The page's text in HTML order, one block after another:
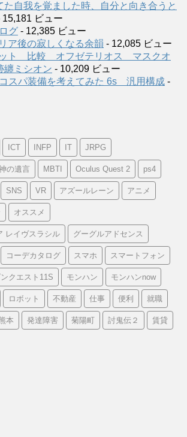
自我を覚ました時、自分と向き合うと
15,181 ビュー
グ - 12,385 ビュー
ア後の寂しくなる余韻 - 12,085 ビュー
ト 比較 オフゼテリオス マスクオ
ミシオン - 10,209 ビュー
スパ装備を考えてみた 6s 汎用構成 -
ICT INFP IT JRPG
の遺言 MBTI Oculus Quest 2 ps4
SNS VR アズールレーン アニメ
オススメ
レイヴスラシル グーグルアドセンス
コーデカタログ スマホ スマートフォン
ンクエスト11S モンハン モンハンnow
ロボット 不動産 仕事 便利 就職
本 発達障害 菊陽町 討鬼伝２ 賃貸